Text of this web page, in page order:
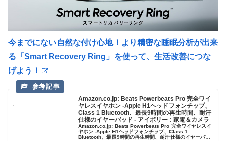
今までにない自然な付け心地！より精密な睡眠分析が出来
る「Smart Recovery Ring」を使って、生活改善につな
げよう！
Amazon.co.jp: Beats Powerbeats Pro 完全ワイ
ヤレスイヤホン -Apple H1ヘッドフォンチップ、
Class 1 Bluetooth、最長9時間の再生時間、耐汗
仕様のイヤーバッド - アイボリー : 家電＆カメラ
Amazon.co.jp: Beats Powerbeats Pro 完全ワイヤレスイ
ヤホン -Apple H1ヘッドフォンチップ、Class 1
Bluetooth、最長9時間の再生時間、耐汗仕様のイヤーバッ